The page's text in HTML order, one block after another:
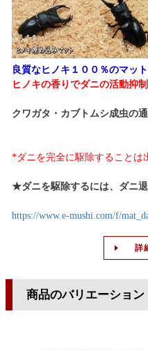
良質なヒノキ１００％のマッ
ヒノキの香りでダニの活動抑
クワガタ・カブトムシ成虫の
*ダニを完全に駆除することは
★ダニを駆除するには、ダニ退
https://www.e-mushi.com/f/
詳
商品のバリエーション